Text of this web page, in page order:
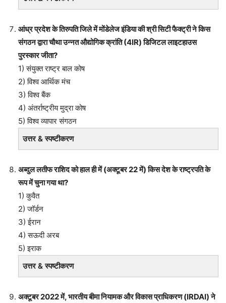
आंध्र प्रदेश के तिरुपति जिले में मोंडेलेज इंडिया की श्री सिटी फैक्ट्री ने किस
संगठन द्वारा चौथा उन्नत औद्योगिक क्रांति (4IR) डिजिटल लाइटहाउस
पुरस्कार जीता?
1) संयुक्त राष्ट्र बाल कोष
2) विश्व आर्थिक मंच
3) विश्व बैंक
4) अंतर्राष्ट्रीय मुद्रा कोष
5) विश्व व्यापार संगठन
उत्तर & स्पष्टीकरण
अब्दुल लतीफ राशिद को हाल ही में (अक्टूबर 22 में) किस देश के राष्ट्रपति के
रूप में चुना गया था?
1) कुवैत
2) जॉर्डन
3) ईरान
4) सऊदी अरब
5) इराक
उत्तर & स्पष्टीकरण
अक्टूबर 2022 में, भारतीय बीमा नियामक और विकास प्राधिकरण (IRDAI) ने